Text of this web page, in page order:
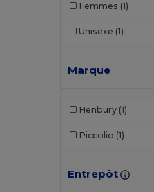
Femmes (1)
Unisexe (1)
Marque
Henbury (1)
Piccolio (1)
Entrepôt